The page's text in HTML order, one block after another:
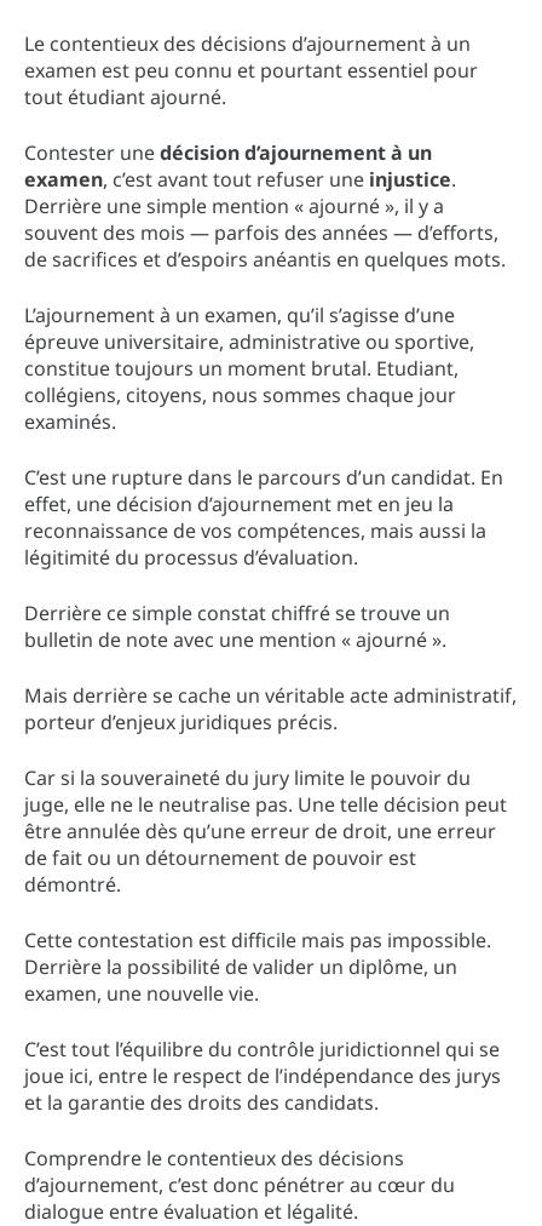
Le contentieux des décisions d’ajournement à un
examen est peu connu et pourtant essentiel pour
tout étudiant ajourné.
Contester unedécision d’ajournement à un
examen, c’est avant tout refuser une injustice.
Derrière une simple mention « ajourné », il y a
souvent des mois — parfois des années — d’efforts,
de sacrifices et d’espoirs anéantis en quelques mots.
L’ajournement à un examen, qu’il s’agisse d’une
épreuve universitaire, administrative ou sportive,
constitue toujours un moment brutal. Etudiant,
collégiens, citoyens, nous sommes chaque jour
examinés.
C’est une rupture dans le parcours d’un candidat. En
effet, une décision d’ajournement met en jeu la
reconnaissance de vos compétences, mais aussi la
légitimité du processus d’évaluation.
Derrière ce simple constat chiffré se trouve un
bulletin de note avec une mention « ajourné ».
Mais derrière se cache un véritable acte administratif,
porteur d’enjeux juridiques précis.
Car si la souveraineté du jury limite le pouvoir du
juge, elle ne le neutralise pas. Une telle décision peut
être annulée dès qu’une erreur de droit, une erreur
de fait ou un détournement de pouvoir est
démontré.
Cette contestation est difficile mais pas impossible.
Derrière la possibilité de valider un diplôme, un
examen, une nouvelle vie.
C’est tout l’équilibre du contrôle juridictionnel qui se
joue ici, entre le respect de l’indépendance des jurys
et la garantie des droits des candidats.
Comprendre le contentieux des décisions
d’ajournement, c’est donc pénétrer au cœur du
dialogue entre évaluation et légalité.